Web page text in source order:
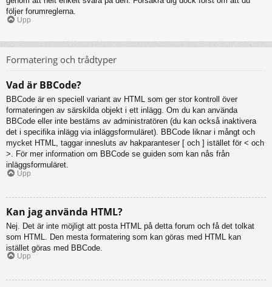
följer forumreglerna.
Upp
Formatering och trådtyper
Vad är BBCode?
BBCode är en speciell variant av HTML som ger stor kontroll över
formateringen av särskilda objekt i ett inlägg. Om du kan använda
BBCode eller inte bestäms av administratören (du kan också inaktivera
det i specifika inlägg via inläggsformuläret). BBCode liknar i mångt och
mycket HTML, taggar innesluts av hakparanteser [ och ] istället för < och
>. För mer information om BBCode se guiden som kan nås från
inläggsformuläret.
Upp
Kan jag använda HTML?
Nej. Det är inte möjligt att posta HTML på detta forum och få det tolkat
som HTML. Den mesta formatering som kan göras med HTML kan
istället göras med BBCode.
Upp